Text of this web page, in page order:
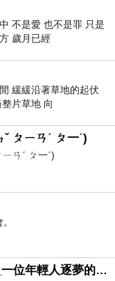
不是愛 也不是罪 只是
歲月已經
緩緩沿著草地的起伏
片草地 向
ㄆㄧㄢˊ ㄆ一ˊ)
ㄢˊ ㄆ一ˊ)
小朱週記 20260808_一位年輕人逐夢的真實故事